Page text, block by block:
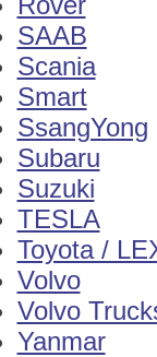
SAAB
Scania
Smart
SsangYong
Subaru
Suzuki
TESLA
Toyota /
Volvo
Volvo
Yanmar